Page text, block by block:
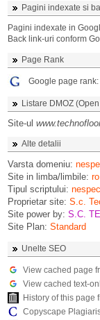
Pagini indexate si
Pagini indexate in
Back link-uri conform
Page Rank
Google page rank:
Listare DMOZ
Site-ul
Alte detalii
Varsta domeniu:
Site in limba/limbile: ro
Tipul scriptului:
Proprietar site: S.c.
Site power by: S.C.
Site Plan: Standard
Unelte SEO
View cached page
View cached text-
History of this page
Copyscape